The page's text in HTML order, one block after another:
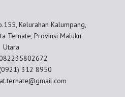
Kelurahan Kalumpang,
Ternate, Provinsi Maluku
Utara
312 8950